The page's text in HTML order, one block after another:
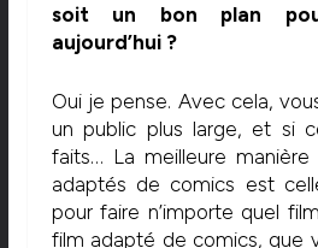
soit un bon plan
aujourd’hui ?
Oui je pense. Avec cela,
un public plus large, et si
faits… La meilleure
adaptés de comics est
pour faire n’importe quel
film adapté de comics, que